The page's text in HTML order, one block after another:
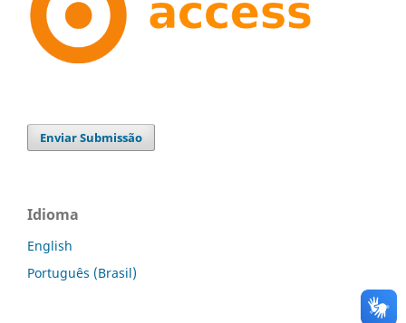
Enviar Submissão
Idioma
English
Português (Brasil)